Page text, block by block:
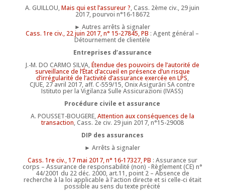
A. GUILLOU,Mais qui est l’assureur ?, Cass. 2ème civ., 29 juin
2017, pourvoi n°16-18672
► Autres arrêts à signaler
Cass. 1re civ., 22 juin 2017, n° 15-27845, PB : Agent général –
Détournement de clientèle
Entreprises d’assurance
J.-M. DO CARMO SILVA,Étendue des pouvoirs de l’autorité de
surveillance de l’État d’accueil en présence d’un risque
d’irrégularité de l’activité d’assurance exercée en LPS,
CJUE, 27 avril 2017, aff. C-559/15, Onix Asigurări SA contre
Istituto per la Vigilanza Sulle Assicurazioni (IVASS)
Procédure civile et assurance
A. POUSSET-BOUGERE,Attention aux conséquences de la
transaction, Cass. 2e civ. 29 juin 2017, n°15-29008
DIP des assurances
► Arrêts à signaler
Cass. 1re civ., 17 mai 2017, n° 16-17327, PB : Assurance sur
corps – Assurance de responsabilité (non) - Règlement (CE) n°
44/2001 du 22 déc. 2000, art.11, point 2 – Absence de
recherche à la loi applicable à l'action directe et si celle-ci était
possible au sens du texte précité